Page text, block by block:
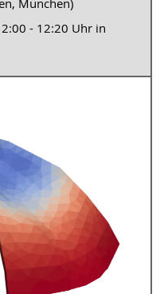
München)
- 12:20 Uhr in